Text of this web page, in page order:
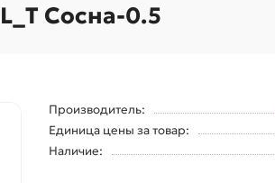
Сосна-0.5
Производитель:
Единица цены за товар:
Наличие: